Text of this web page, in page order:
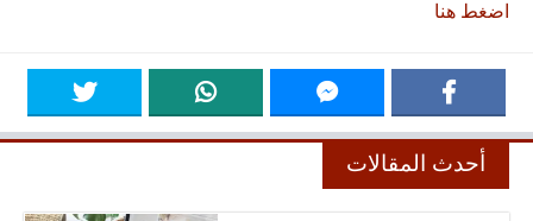
اضغط هنا
أحدث المقالات